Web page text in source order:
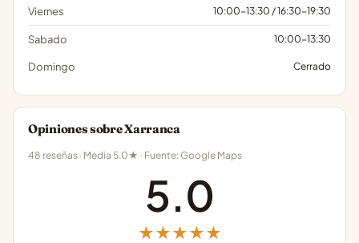
Viernes 10:00-13:30 / 16:30-19:30
Sabado 10:00-13:30
Domingo Cerrado
Opiniones sobre Xarranca
48 reseñas · Media 5.0★ · Fuente: Google Maps
5.0
★★★★★